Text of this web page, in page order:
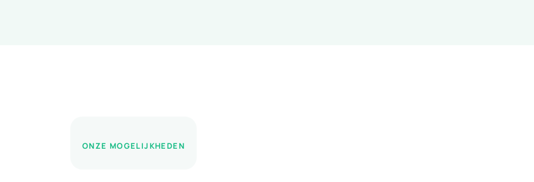
ONZE MOGELIJKHEDEN